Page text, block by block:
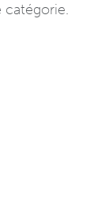
catégorie.